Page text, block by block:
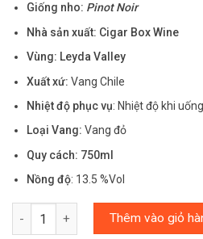
Giống nho: Pinot Noir
Nhà sản xuất: Cigar Box Wine
Vùng: Leyda Valley
Xuất xứ:Vang Chile
Nhiệt độ phục vụ: Nhiệt độ khi
Loại Vang:Vang đỏ
Quy cách: 750ml
Nồng độ: 13.5 %Vol
Số lượng Thêm vào giỏ